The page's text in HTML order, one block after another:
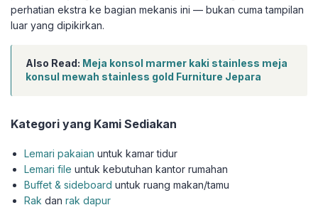
perhatian ekstra ke bagian mekanis ini — bukan cuma tampilan
luar yang dipikirkan.
Also Read: Meja konsol marmer kaki stainless meja
konsul mewah stainless gold Furniture Jepara
Kategori yang Kami Sediakan
Lemari pakaian untuk kamar tidur
Lemari file untuk kebutuhan kantor rumahan
Buffet & sideboard untuk ruang makan/tamu
Rak danrak dapur